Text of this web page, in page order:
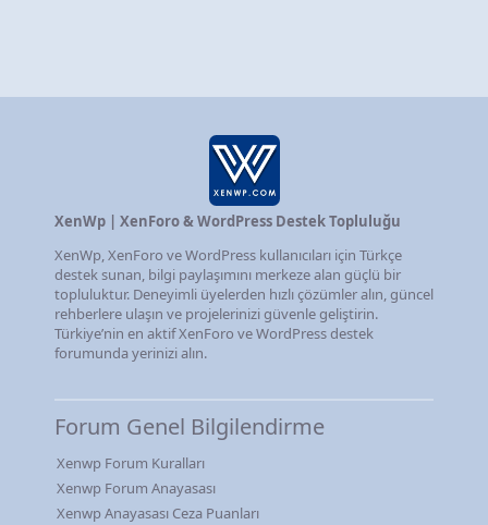
XenWp | XenForo & WordPress Destek Topluluğu
XenWp, XenForo ve WordPress kullanıcıları için Türkçe
destek sunan, bilgi paylaşımını merkeze alan güçlü bir
topluluktur. Deneyimli üyelerden hızlı çözümler alın, güncel
rehberlere ulaşın ve projelerinizi güvenle geliştirin.
Türkiye’nin en aktif XenForo ve WordPress destek
forumunda yerinizi alın.
Forum Genel Bilgilendirme
Xenwp Forum Kuralları
Xenwp Forum Anayasası
Xenwp Anayasası Ceza Puanları